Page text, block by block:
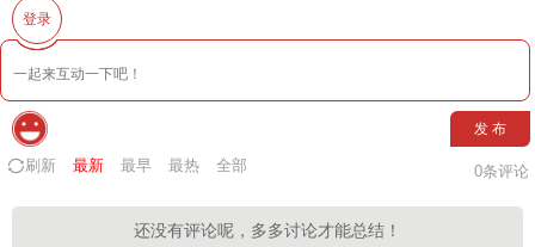
登录
发 布
刷新 最新 最早 最热 全部 0条评论
还没有评论呢，多多讨论才能总结！